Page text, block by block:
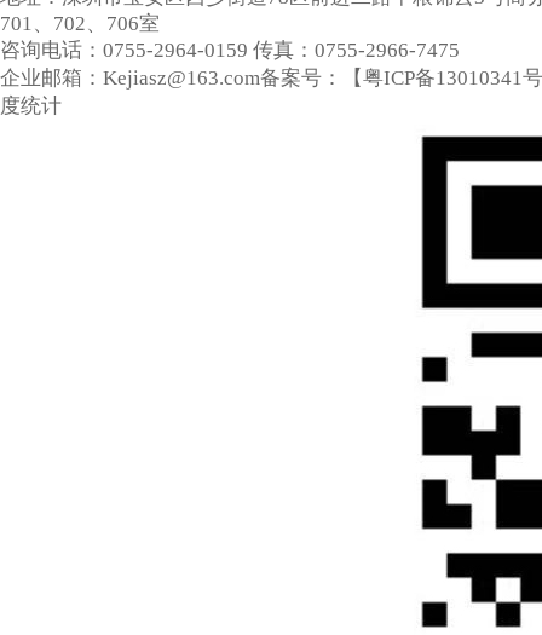
701、702、706室
咨询电话：0755-2964-0159 传真：0755-2966-7475
企业邮箱：Kejiasz@163.com备案号：【粤ICP备13010341号
度统计